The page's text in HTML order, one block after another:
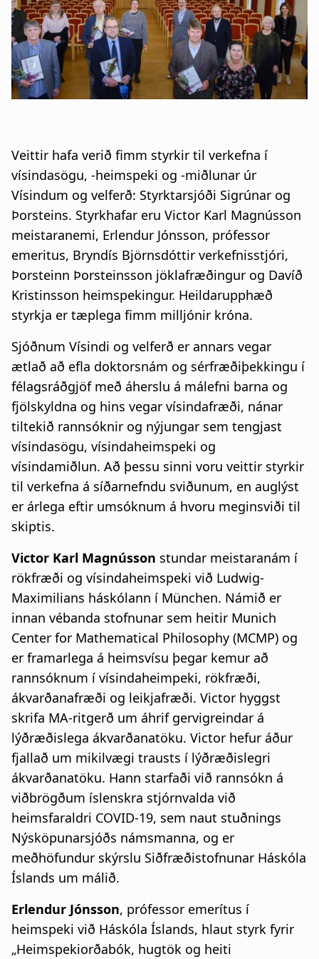
a
t
i
o
a
r
s
ð
Veittir hafa verið fimm styrkir til verkefna í
vísindasögu, -heimspeki og -miðlunar úr
Vísindum og velferð: Styrktarsjóði Sigrúnar og
Þorsteins. Styrkhafar eru Victor Karl Magnússon
meistaranemi, Erlendur Jónsson, prófessor
emeritus, Bryndís Björnsdóttir verkefnisstjóri,
Þorsteinn Þorsteinsson jöklafræðingur og Davíð
Kristinsson heimspekingur. Heildarupphæð
styrkja er tæplega fimm milljónir króna.
Sjóðnum Vísindi og velferð er annars vegar
ætlað að efla doktorsnám og sérfræðiþekkingu í
félagsráðgjöf með áherslu á málefni barna og
fjölskyldna og hins vegar vísindafræði, nánar
tiltekið rannsóknir og nýjungar sem tengjast
vísindasögu, vísindaheimspeki og
vísindamiðlun. Að þessu sinni voru veittir styrkir
til verkefna á síðarnefndu sviðunum, en auglýst
er árlega eftir umsóknum á hvoru meginsviði til
skiptis.
Victor Karl Magnússon stundar meistaranám í
rökfræði og vísindaheimspeki við Ludwig-
Maximilians háskólann í München. Námið er
innan vébanda stofnunar sem heitir Munich
Center for Mathematical Philosophy (MCMP) og
er framarlega á heimsvísu þegar kemur að
rannsóknum í vísindaheimpeki, rökfræði,
ákvarðanafræði og leikjafræði. Victor hyggst
skrifa MA-ritgerð um áhrif gervigreindar á
lýðræðislega ákvarðanatöku. Victor hefur áður
fjallað um mikilvægi trausts í lýðræðislegri
ákvarðanatöku. Hann starfaði við rannsókn á
viðbrögðum íslenskra stjórnvalda við
heimsfaraldri COVID-19, sem naut stuðnings
Nýsköpunarsjóðs námsmanna, og er
meðhöfundur skýrslu Siðfræðistofnunar Háskóla
Íslands um málið.
Erlendur Jónsson, prófessor emerítus í
heimspeki við Háskóla Íslands, hlaut styrk fyrir
„Heimspekiorðabók, hugtök og heiti